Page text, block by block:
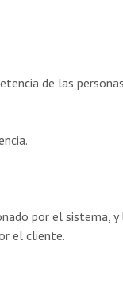
de las
por el sistema,
el cliente.